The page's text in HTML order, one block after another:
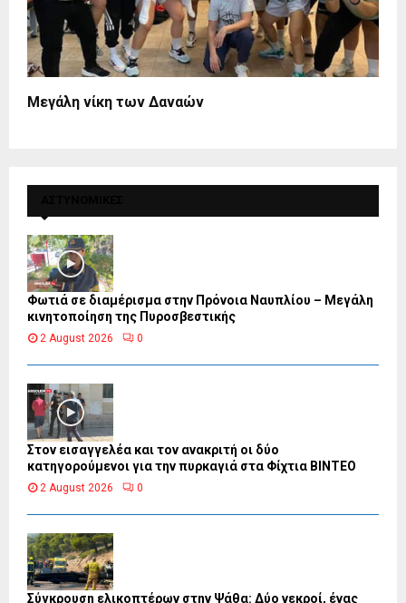
Μεγάλη νίκη των Δαναών
Φωτιά σε διαμέρισμα στην Πρόνοια Ναυπλίου – Μεγάλη
κινητοποίηση της Πυροσβεστικής
2 August 2026 0
Στον εισαγγελέα και τον ανακριτή οι δύο
κατηγορούμενοι για την πυρκαγιά στα Φίχτια ΒΙΝΤΕΟ
2 August 2026 0
Σύγκρουση ελικοπτέρων στην Ψάθα: Δύο νεκροί, ένας